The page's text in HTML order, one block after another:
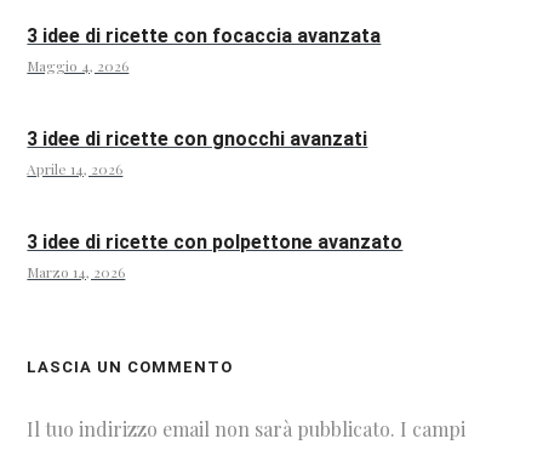
3 idee di ricette con focaccia avanzata
Maggio 4, 2026
3 idee di ricette con gnocchi avanzati
Aprile 14, 2026
3 idee di ricette con polpettone avanzato
Marzo 14, 2026
LASCIA UN COMMENTO
Il tuo indirizzo email non sarà pubblicato. I campi